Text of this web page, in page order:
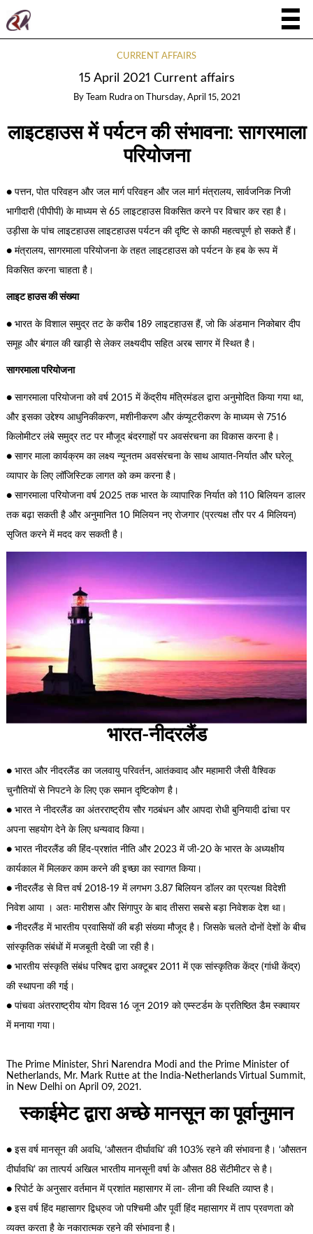
CURRENT AFFAIRS
15 April 2021 Current affairs
By Team Rudra on Thursday, April 15, 2021
लाइटहाउस में पर्यटन की संभावना: सागरमाला
परियोजना
● पत्तन, पोत परिवहन और जल मार्ग परिवहन और जल मार्ग मंत्रालय, सार्वजनिक निजी
भागीदारी (पीपीपी) के माध्यम से 65 लाइटहाउस विकसित करने पर विचार कर रहा है।
उड़ीसा के पांच लाइटहाउस लाइटहाउस पर्यटन की दृष्टि से काफी महत्वपूर्ण हो सकते हैं।
● मंत्रालय, सागरमाला परियोजना के तहत लाइटहाउस को पर्यटन के हब के रूप में
विकसित करना चाहता है।
लाइट हाउस की संख्या
● भारत के विशाल समुद्र तट के करीब 189 लाइटहाउस हैं, जो कि अंडमान निकोबार दीप
समूह और बंगाल की खाड़ी से लेकर लक्ष्यदीप सहित अरब सागर में स्थित है।
सागरमाला परियोजना
● सागरमाला परियोजना को वर्ष 2015 में केंद्रीय मंत्रिमंडल द्वारा अनुमोदित किया गया था,
और इसका उद्देश्य आधुनिकीकरण, मशीनीकरण और कंप्यूटरीकरण के माध्यम से 7516
किलोमीटर लंबे समुद्र तट पर मौजूद बंदरगाहों पर अवसंरचना का विकास करना है।
● सागर माला कार्यक्रम का लक्ष्य न्यूनतम अवसंरचना के साथ आयात-निर्यात और घरेलू
व्यापार के लिए लॉजिस्टिक लागत को कम करना है।
● सागरमाला परियोजना वर्ष 2025 तक भारत के व्यापारिक निर्यात को 110 बिलियन डालर
तक बढ़ा सकती है और अनुमानित 10 मिलियन नए रोजगार (प्रत्यक्ष तौर पर 4 मिलियन)
सृजित करने में मदद कर सकती है।
भारत-नीदरलैंड
● भारत और नीदरलैंड का जलवायु परिवर्तन, आतंकवाद और महामारी जैसी वैश्विक
चुनौतियों से निपटने के लिए एक समान दृष्टिकोण है।
● भारत ने नीदरलैंड का अंतरराष्ट्रीय सौर गठबंधन और आपदा रोधी बुनियादी ढांचा पर
अपना सहयोग देने के लिए धन्यवाद किया।
● भारत नीदरलैंड की हिंद-प्रशांत नीति और 2023 में जी-20 के भारत के अध्यक्षीय
कार्यकाल में मिलकर काम करने की इच्छा का स्वागत किया।
● नीदरलैंड से वित्त वर्ष 2018-19 में लगभग 3.87 बिलियन डॉलर का प्रत्यक्ष विदेशी
निवेश आया । अतः मारीशस और सिंगापुर के बाद तीसरा सबसे बड़ा निवेशक देश था।
● नीदरलैंड में भारतीय प्रवासियों की बड़ी संख्या मौजूद है। जिसके चलते दोनों देशों के बीच
सांस्कृतिक संबंधों में मजबूती देखी जा रही है।
● भारतीय संस्कृति संबंध परिषद द्वारा अक्टूबर 2011 में एक सांस्कृतिक केंद्र (गांधी केंद्र)
की स्थापना की गई।
● पांचवा अंतरराष्ट्रीय योग दिवस 16 जून 2019 को एम्स्टर्डम के प्रतिष्ठित डैम स्क्वायर
में मनाया गया।
The Prime Minister, Shri Narendra Modi and the Prime Minister of
Netherlands, Mr. Mark Rutte at the India-Netherlands Virtual Summit,
in New Delhi on April 09, 2021.
स्काईमेट द्वारा अच्छे मानसून का पूर्वानुमान
● इस वर्ष मानसून की अवधि, ‘औसतन दीर्घावधि’ की 103% रहने की संभावना है। ‘औसतन
दीर्घावधि’ का तात्पर्य अखिल भारतीय मानसूनी वर्षा के औसत 88 सेंटीमीटर से है।
● रिपोर्ट के अनुसार वर्तमान में प्रशांत महासागर में ला- लीना की स्थिति व्याप्त है।
● इस वर्ष हिंद महासागर द्विध्रुव जो पश्चिमी और पूर्वी हिंद महासागर में ताप प्रवणता को
व्यक्त करता है के नकारात्मक रहने की संभावना है।